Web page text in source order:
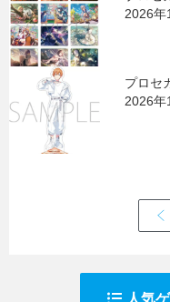
2026年
プロセ
2026年